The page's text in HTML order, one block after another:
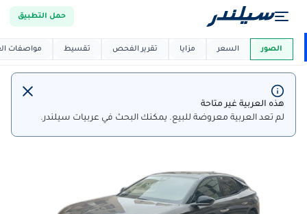
حمل التطبيق
العربية دي ماركت
هذه العربية غير متاحة
لم تعد العربية معروضة للبيع. يمكنك البحث في عربيات سيلندر.
الصور السعر مزايا تقرير الفحص تقسيط مواصفات